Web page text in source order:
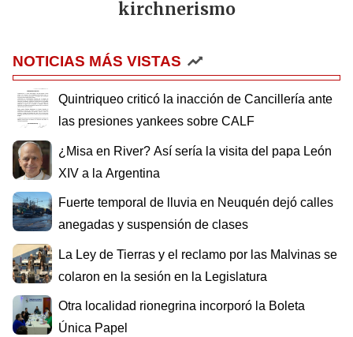
kirchnerismo
NOTICIAS MÁS VISTAS
Quintriqueo criticó la inacción de Cancillería ante
las presiones yankees sobre CALF
¿Misa en River? Así sería la visita del papa León
XIV a la Argentina
Fuerte temporal de lluvia en Neuquén dejó calles
anegadas y suspensión de clases
La Ley de Tierras y el reclamo por las Malvinas se
colaron en la sesión en la Legislatura
Otra localidad rionegrina incorporó la Boleta
Única Papel